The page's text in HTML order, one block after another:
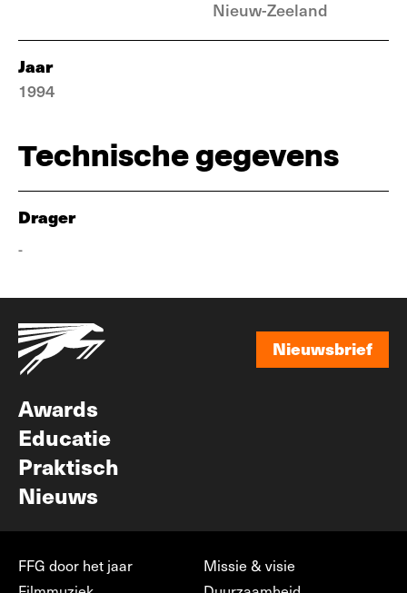
Nieuw-Zeeland
Jaar
1994
Technische gegevens
Drager
-
Nieuwsbrief
Awards
Educatie
Praktisch
Nieuws
FFG door het jaar
Missie & visie